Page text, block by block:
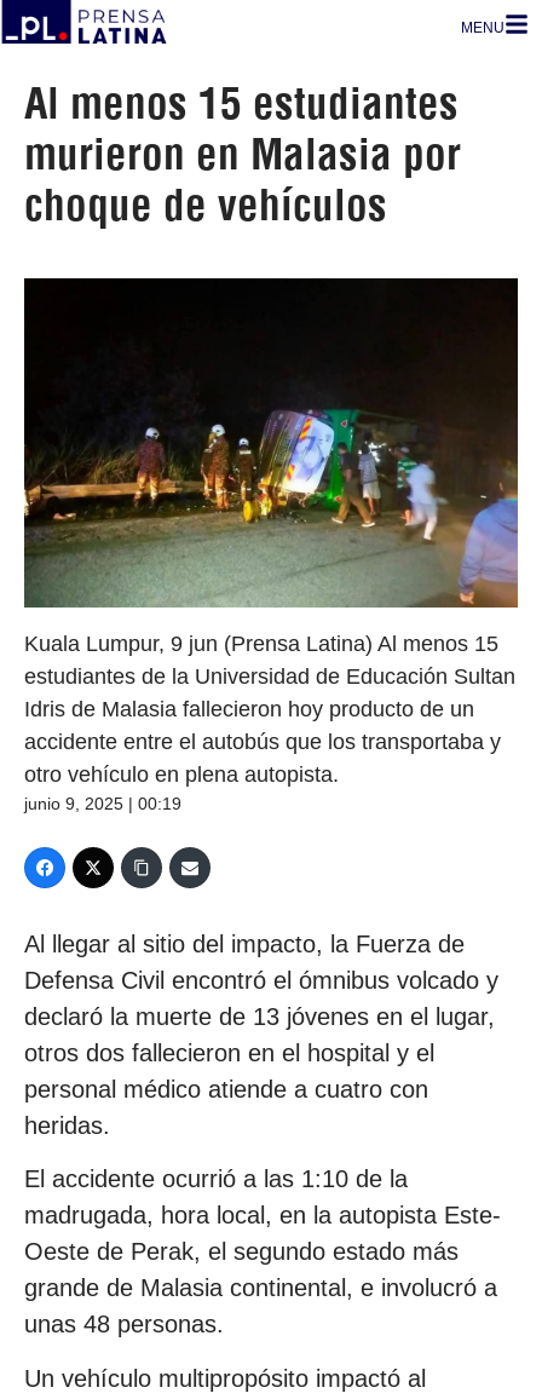
MENU
Al menos 15 estudiantes
murieron en Malasia por
choque de vehículos
Kuala Lumpur, 9 jun (Prensa Latina) Al menos 15
estudiantes de la Universidad de Educación Sultan
Idris de Malasia fallecieron hoy producto de un
accidente entre el autobús que los transportaba y
otro vehículo en plena autopista.
junio 9, 2025 | 00:19
Al llegar al sitio del impacto, la Fuerza de
Defensa Civil encontró el ómnibus volcado y
declaró la muerte de 13 jóvenes en el lugar,
otros dos fallecieron en el hospital y el
personal médico atiende a cuatro con
heridas.
El accidente ocurrió a las 1:10 de la
madrugada, hora local, en la autopista Este-
Oeste de Perak, el segundo estado más
grande de Malasia continental, e involucró a
unas 48 personas.
Un vehículo multipropósito impactó al